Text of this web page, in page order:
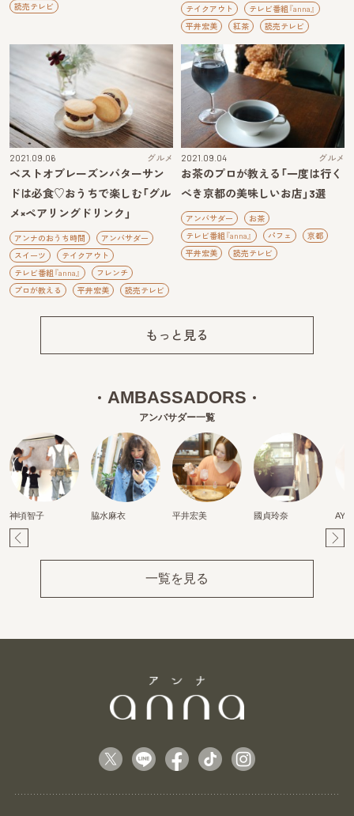
読売テレビ
テイクアウト
テレビ番組『anna』
平井宏美
紅茶 読売テレビ
2021.09.06 グルメ
ベストオブレーズンバターサン
ドは必食♡おうちで楽しむ「グル
メ×ペアリングドリンク」
アンナのおうち時間
アンバサダー
スイーツ
テイクアウト
テレビ番組『anna』
フレンチ
プロが教える
平井宏美 読売テレビ
2021.09.04 グルメ
お茶のプロが教える「一度は行く
べき京都の美味しいお店」3選
アンバサダー
お茶
テレビ番組『anna』
パフェ
京都
平井宏美
読売テレビ
もっと見る
AMBASSADORS
アンバサダー一覧
神頃智子 脇水麻衣 平井宏美 國貞玲奈
一覧を見る